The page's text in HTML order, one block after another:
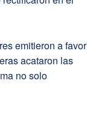
emitieron a favor
acataron las
no solo